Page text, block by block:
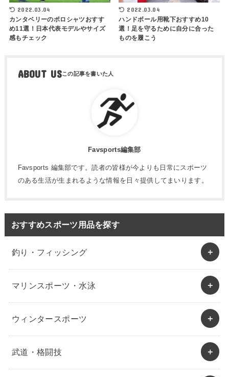
2022.03.04
カンタベリーのポロシャツおすす
め11選！日本代表モデルやサイズ
感もチェック
2022.03.04
ハンドボール用靴下おすすめ10
選！足を守るために自分に合った
ものを履こう
ABOUT US
Favsports編集部
Favsports 編集部です。読者の皆様が今よりも日常にスポーツ
のある生活が生まれるような情報を日々提供してまいります。
おすすめスポーツ用品を探す
釣り・フィッシング
マリンスポーツ・水泳
ウィンタースポーツ
武道・格闘技